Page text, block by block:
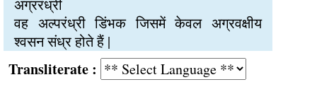
अग्ररंध्री
वह अल्परंध्री डिंभक जिसमें केवल अग्रवक्षीय
श्वसन संध्र होते हैं |
: